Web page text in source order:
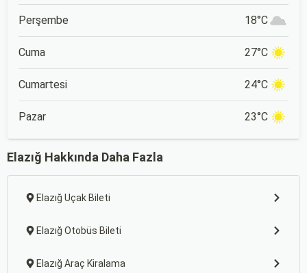
Perşembe 18°C
Cuma 27°C
Cumartesi 24°C
Pazar 23°C
Elazığ Hakkında Daha Fazla
Elazığ Uçak Bileti
Elazığ Otobüs Bileti
Elazığ Araç Kiralama